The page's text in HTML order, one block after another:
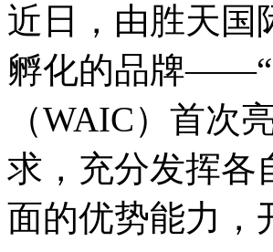
近日，由胜天
孵化的品牌——“
（WAIC）首次
求，充分发挥
面的优势能力